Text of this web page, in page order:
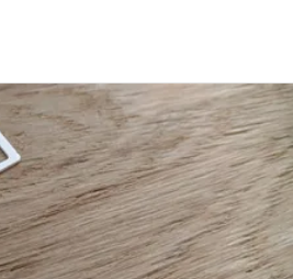
деградувала: чи варто
зросли у кілька разів і як
на телефоні
потужні вибухи:
Фото і відео